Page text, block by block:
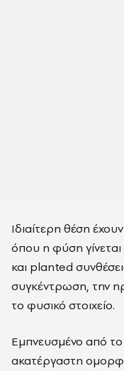
Ιδιαίτερη θέση
όπου η φύση
και planted
συγκέντρωση, την
το φυσικό στοιχείο.
Εμπνευσμένο από το
ακατέργαστη